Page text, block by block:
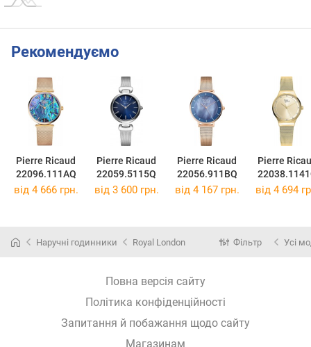
Рекомендуємо
Pierre Ricaud
22096.111AQ
Pierre Ricaud
22059.5115Q
Pierre Ricaud
22056.911BQ
Pierre
від 4 666 грн. від 3 600 грн. від 4 167 грн. від 4 694
Наручні годинники Royal London Фільтр Усі
Повна версія сайту
Політика конфіденційності
Запитання й побажання щодо сайту
Магазинам